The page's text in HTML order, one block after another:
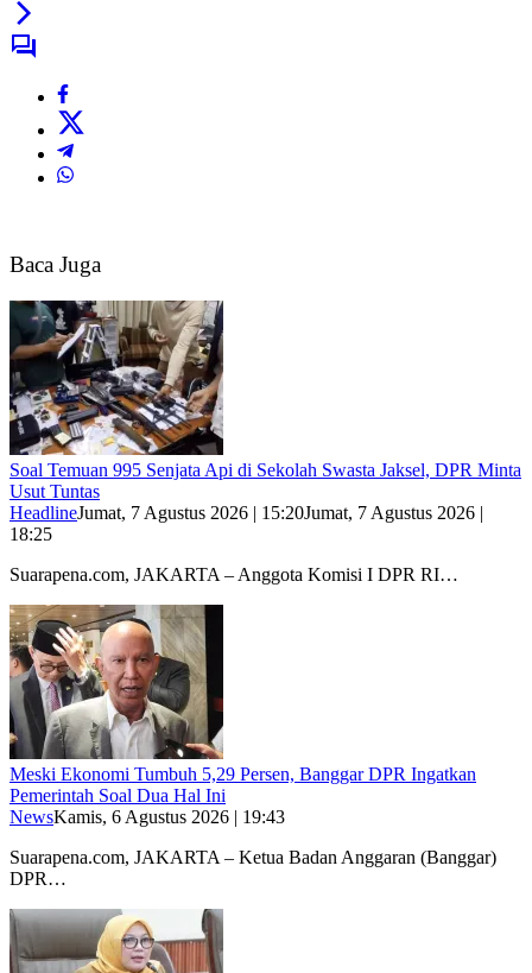
Baca Juga
Soal Temuan 995 Senjata Api di Sekolah Swasta Jaksel, DPR Minta
Usut Tuntas
HeadlineJumat, 7 Agustus 2026 | 15:20Jumat, 7 Agustus 2026 |
18:25
Suarapena.com, JAKARTA – Anggota Komisi I DPR RI…
Meski Ekonomi Tumbuh 5,29 Persen, Banggar DPR Ingatkan
Pemerintah Soal Dua Hal Ini
NewsKamis, 6 Agustus 2026 | 19:43
Suarapena.com, JAKARTA – Ketua Badan Anggaran (Banggar)
DPR…